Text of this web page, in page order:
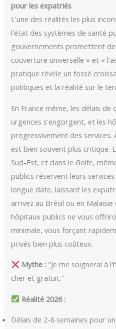
pour les expatriés
L'une des réalités les plus
l'état des systèmes de santé
gouvernements promettent
couverture universelle » et «
pratique révèle un fossé
politiques et la réalité sur le
En France même, les délais
urgences s'engorgent, et les
progressivement des
est bien souvent plus critique.
Sud-Est, et dans le Golfe,
publics réservent leurs
longue date, laissant les
arrivez au Brésil ou en
hôpitaux publics ne vous
minimale, vous forçant
privés bien plus coûteux.
Mythe : "Je me soignerai à
cher et gratuit."
Réalité 2026 :
Délais de 2-8 semaines pour